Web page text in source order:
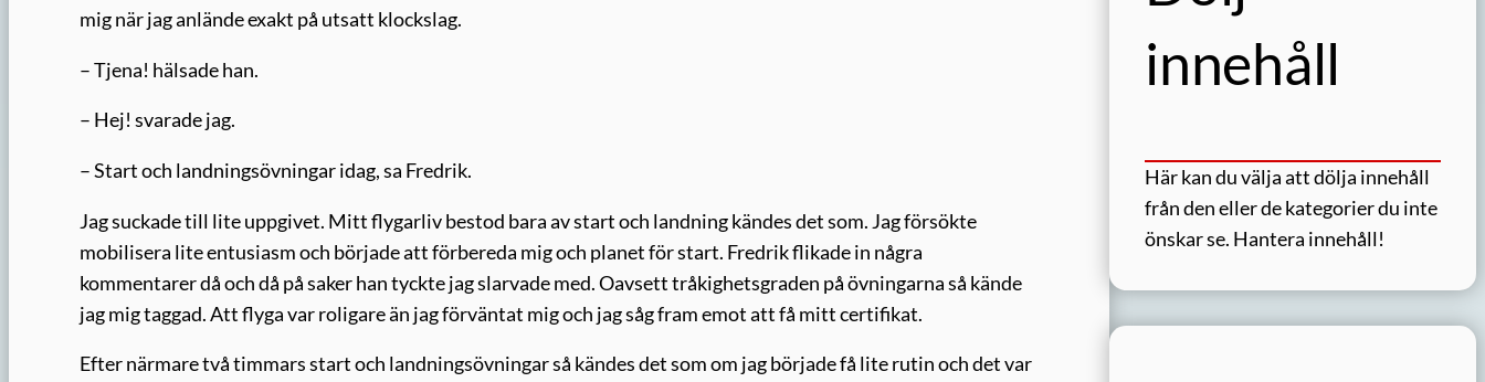
mig när jag anlände exakt på utsatt klockslag.
– Tjena! hälsade han.
– Hej! svarade jag.
– Start och landningsövningar idag, sa Fredrik.
Jag suckade till lite uppgivet. Mitt flygarliv bestod bara av start och landning kändes det som. Jag försökte
mobilisera lite entusiasm och började att förbereda mig och planet för start. Fredrik flikade in några
kommentarer då och då på saker han tyckte jag slarvade med. Oavsett tråkighetsgraden på övningarna så kände
jag mig taggad. Att flyga var roligare än jag förväntat mig och jag såg fram emot att få mitt certifikat.
Efter närmare två timmars start och landningsövningar så kändes det som om jag började få lite rutin och det var
innehåll
Här kan du välja att dölja innehåll
från den eller de kategorier du inte
önskar se. Hantera innehåll!